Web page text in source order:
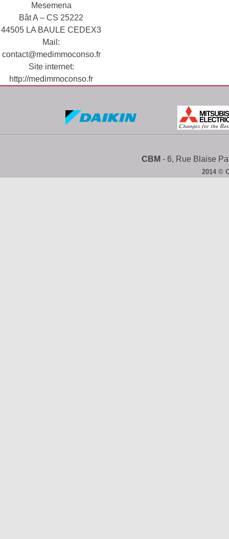
Mesemena
Bât A – CS 25222
44505 LA BAULE CEDEX3
Mail:
contact@medimmoconso.fr
Site internet:
http://medimmoconso.fr
CBM - 6, Rue Blaise
2014 ©